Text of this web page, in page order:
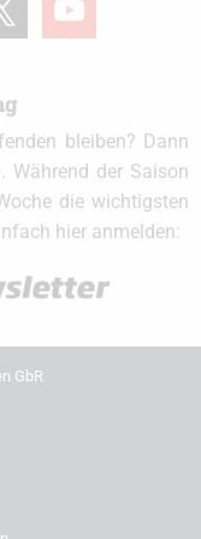
bleiben? Dann
Während der Saison
die wichtigsten
hier anmelden:
GbR